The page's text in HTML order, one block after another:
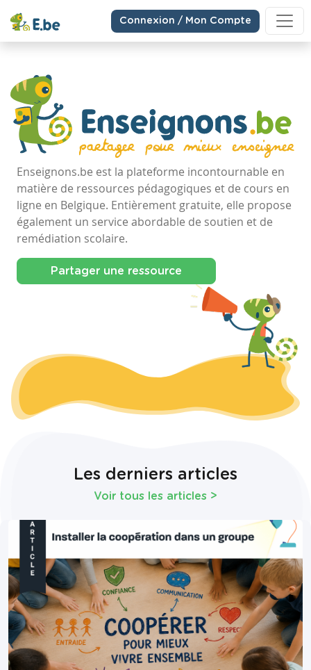
Connexion / Mon Compte
Enseignons.be est la plateforme incontournable en
matière de ressources pédagogiques et de cours en
ligne en Belgique. Entièrement gratuite, elle propose
également un service abordable de soutien et de
remédiation scolaire.
Partager une ressource
Les derniers articles
Voir tous les articles >